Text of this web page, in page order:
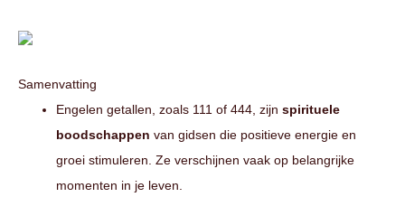
Samenvatting
Engelen getallen, zoals 111 of 444, zijn spirituele
boodschappen van gidsen die positieve energie en
groei stimuleren. Ze verschijnen vaak op belangrijke
momenten in je leven.